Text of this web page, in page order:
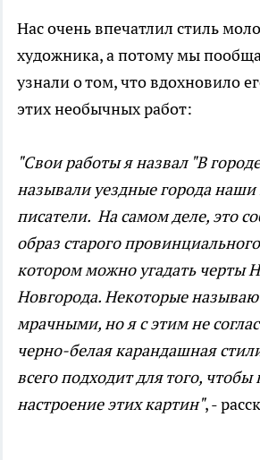
Нас очень впечатлил стиль
художника, а потому мы
узнали о том, что вдохновило
этих необычных работ:
"Свои работы я назвал "В
называли уездные города наши
писатели. На самом деле, это
образ старого
котором можно угадать черты
Новгорода. Некоторые
мрачными, но я с этим не
черно-белая карандашная
всего подходит для того, чтобы
настроение этих картин", -